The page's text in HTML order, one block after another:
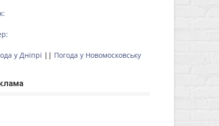
у Дніпрі || Погода у Новомосковську